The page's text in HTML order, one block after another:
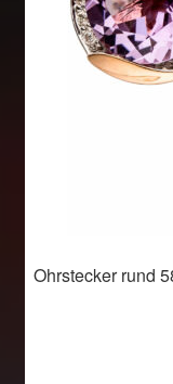
Ohrstecker rund